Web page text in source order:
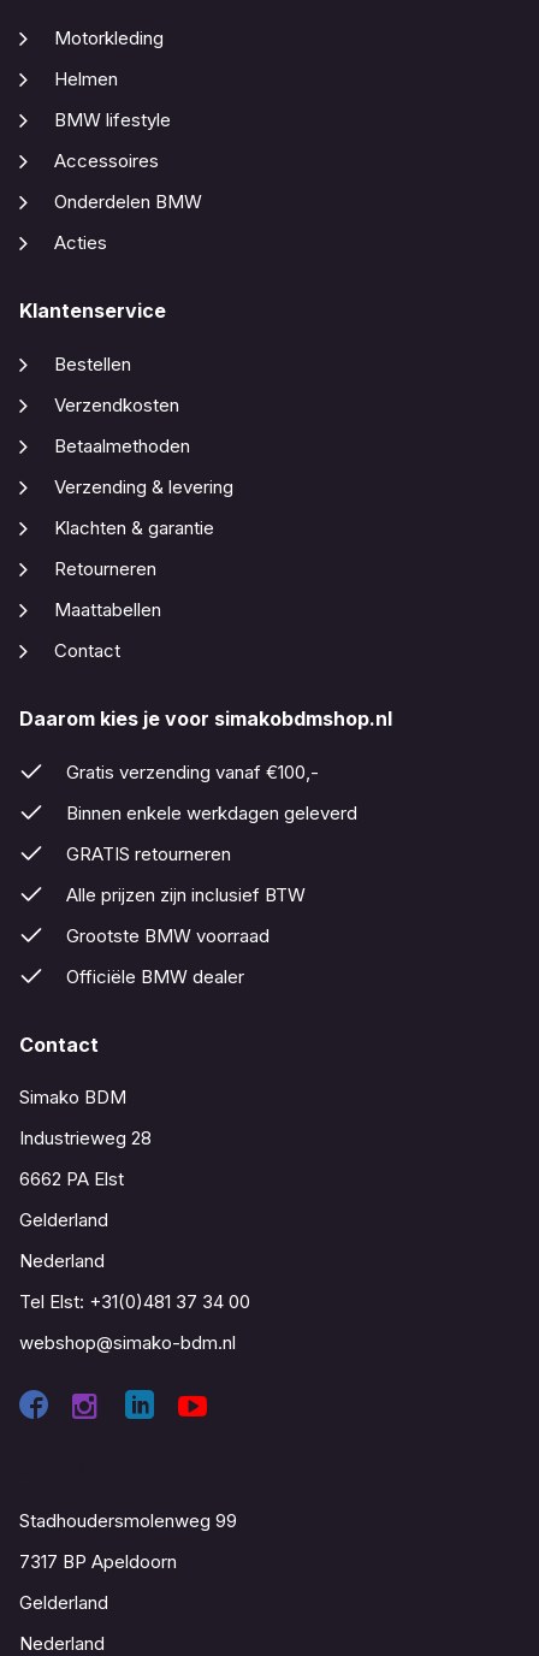
Motorkleding
Helmen
BMW lifestyle
Accessoires
Onderdelen BMW
Acties
Klantenservice
Bestellen
Verzendkosten
Betaalmethoden
Verzending & levering
Klachten & garantie
Retourneren
Maattabellen
Contact
Daarom kies je voor simakobdmshop.nl
Gratis verzending vanaf €100,-
Binnen enkele werkdagen geleverd
GRATIS retourneren
Alle prijzen zijn inclusief BTW
Grootste BMW voorraad
Officiële BMW dealer
Contact
Simako BDM
Industrieweg 28
6662 PA Elst
Gelderland
Nederland
Tel Elst: +31(0)481 37 34 00
webshop@simako-bdm.nl
Stadhoudersmolenweg 99
7317 BP Apeldoorn
Gelderland
Nederland